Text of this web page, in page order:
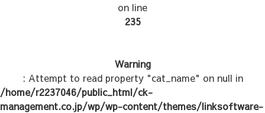
on line
235
Warning
: Attempt to read property "cat_name" on null in
/home/r2237046/public_html/ck-
management.co.jp/wp/wp-content/themes/linksoftware-